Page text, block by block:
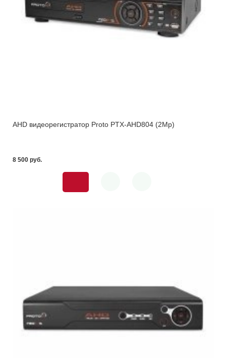
AHD видеорегистратор Proto PTX-AHD804 (2Mp)
8 500 pуб.